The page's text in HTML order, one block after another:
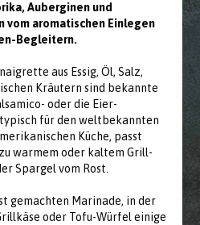
Auberginen und
vom aromatischen Einlegen
Begleitern.
aus Essig, Öl, Salz,
Kräutern sind bekannte
oder die Eier-
für den weltbekannten
Küche, passt
warmem oder kaltem Grill-
Spargel vom Rost.
gemachten Marinade, in der
oder Tofu-Würfel einige